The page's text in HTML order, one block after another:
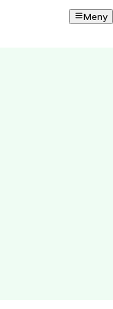
Meny